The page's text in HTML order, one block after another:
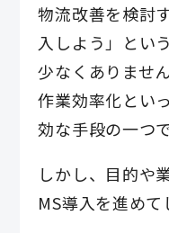
物流改善を検討
入しよう」とい
少なくありませ
作業効率化とい
効な手段の一つ
しかし、目的や
MS導入を進めて